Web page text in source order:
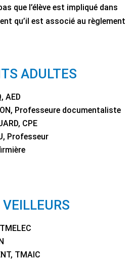
que l’élève est impliqué dans
qu’il est associé au règlement
ADULTES
AED
Professeure documentaliste
CPE
Professeur
VEILLEURS
TMAIC